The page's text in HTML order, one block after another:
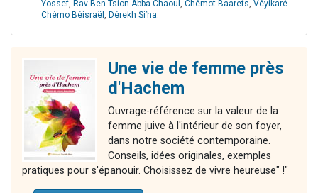
Yossef, Rav Ben-Tsion Abba Chaoul , Chémot Baarets, Véyikaré
Chémo Béisraël , Dérekh Si’ha.
Une vie de femme près
d'Hachem
Ouvrage-référence sur la valeur de la
femme juive à l'intérieur de son foyer,
dans notre société contemporaine.
Conseils, idées originales, exemples
pratiques pour s'épanouir. Choisissez de vivre heureuse" !"